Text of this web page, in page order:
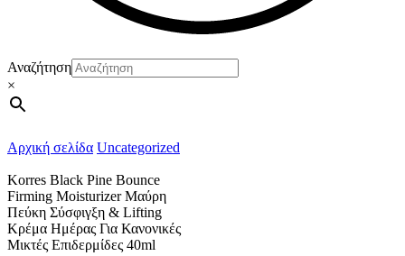
Αναζήτηση
×
Αρχική σελίδα Uncategorized
Korres Black Pine Bounce
Firming Moisturizer Μαύρη
Πεύκη Σύσφιγξη & Lifting
Κρέμα Ημέρας Για Κανονικές
Μικτές Επιδερμίδες 40ml